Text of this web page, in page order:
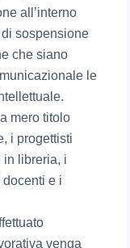
all’interno
sospensione
che siano
le
mero titolo
i progettisti
in libreria, i
e i
venga